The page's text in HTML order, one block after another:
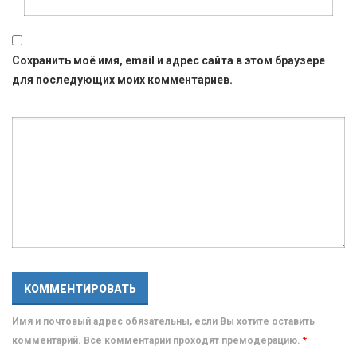
Сохранить моё имя, email и адрес сайта в этом браузере
для последующих моих комментариев.
Имя и почтовый адрес обязательны, если Вы хотите оставить
комментарий. Все комментарии проходят премодерацию. *